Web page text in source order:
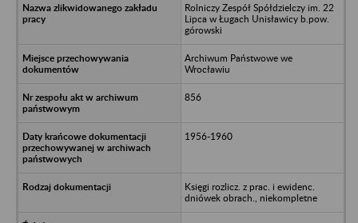
Rolniczy Zespół Spółdzielczy im. 22
Lipca w Ługach Unisławicy b.pow.
górowski
Archiwum Państwowe we
Wrocławiu
856
1956-1960
Księgi rozlicz. z prac. i ewidenc.
dniówek obrach., niekompletne